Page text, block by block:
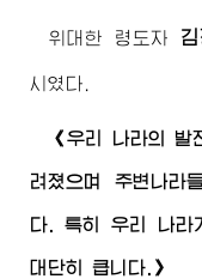
위대한
령도자
시였다.
《우리 나라의
려졌으며 주변나라
다. 특히 우리 나라
대단히 큽니다.》